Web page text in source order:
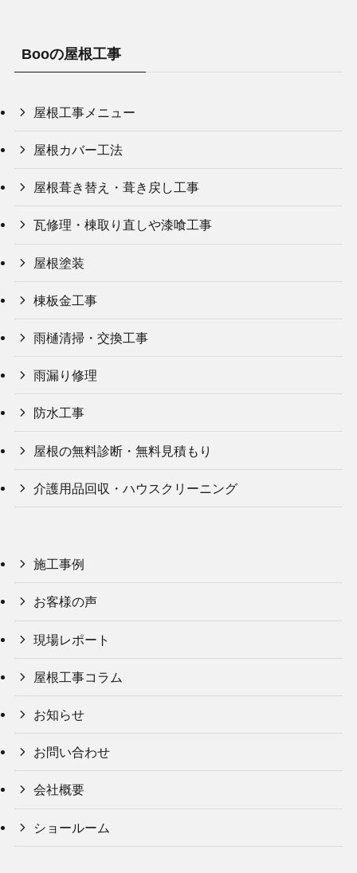
Booの屋根工事
屋根工事メニュー
屋根カバー工法
屋根葺き替え・葺き戻し工事
瓦修理・棟取り直しや漆喰工事
屋根塗装
棟板金工事
雨樋清掃・交換工事
雨漏り修理
防水工事
屋根の無料診断・無料見積もり
介護用品回収・ハウスクリーニング
施工事例
お客様の声
現場レポート
屋根工事コラム
お知らせ
お問い合わせ
会社概要
ショールーム